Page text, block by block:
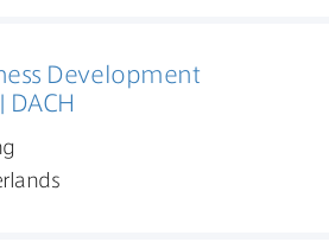
Development
DACH